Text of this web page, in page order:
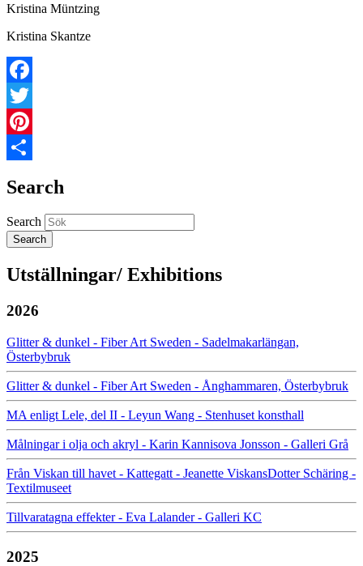
Kristina Müntzing
Kristina Skantze
Facebook
Twitter
Pinterest
Search
Search
Utställningar/ Exhibitions
2026
Glitter & dunkel - Fiber Art Sweden - Sadelmakarlängan,
Österbybruk
Glitter & dunkel - Fiber Art Sweden - Ånghammaren, Österbybruk
MA enligt Lele, del II - Leyun Wang - Stenhuset konsthall
Målningar i olja och akryl - Karin Kannisova Jonsson - Galleri Grå
Från Viskan till havet - Kattegatt - Jeanette ViskansDotter Schäring -
Textilmuseet
Tillvaratagna effekter - Eva Lalander - Galleri KC
2025